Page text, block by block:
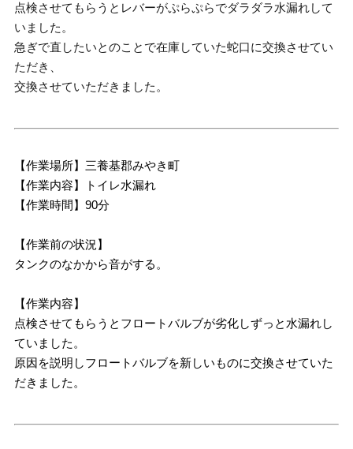
点検させてもらうとレバーがぷらぷらでダラダラ水漏れして
いました。
急ぎで直したいとのことで在庫していた蛇口に交換させてい
ただき、
交換させていただきました。
【作業場所】三養基郡みやき町
【作業内容】トイレ水漏れ
【作業時間】90分
【作業前の状況】
タンクのなかから音がする。
【作業内容】
点検させてもらうとフロートバルブが劣化しずっと水漏れし
ていました。
原因を説明しフロートバルブを新しいものに交換させていた
だきました。